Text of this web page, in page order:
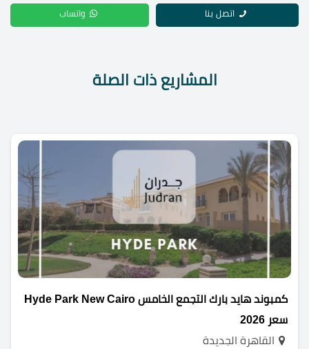
اتصل بنا واتساب
المشاريع ذات الصلة
كمبوند هايد بارك التجمع الخامس Hyde Park New Cairo
سعر 2026
القاهرة الجديدة